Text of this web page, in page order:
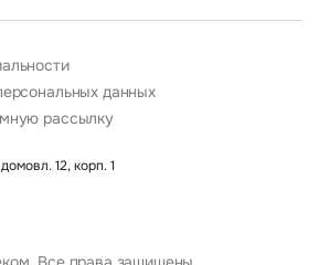
данных
рассылку
12, корп. 1